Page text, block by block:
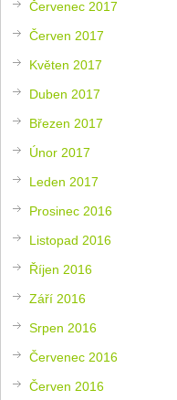
Červenec 2017
Červen 2017
Květen 2017
Duben 2017
Březen 2017
Únor 2017
Leden 2017
Prosinec 2016
Listopad 2016
Říjen 2016
Září 2016
Srpen 2016
Červenec 2016
Červen 2016